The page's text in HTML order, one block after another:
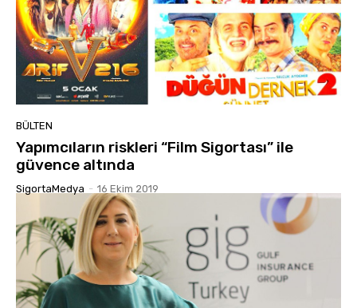
BÜLTEN
Yapımcıların riskleri “Film Sigortası” ile
güvence altında
SigortaMedya - 16 Ekim 2019